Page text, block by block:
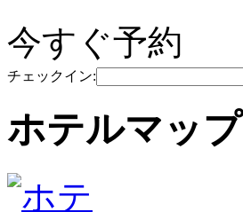
今すぐ予約
チェックイン:
ホテルマップ